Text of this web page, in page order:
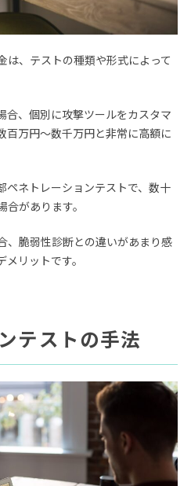
は、テストの種類や形式によって
合、個別に攻撃ツールをカスタマ
百万円〜数千万円と非常に高額に
ペネトレーションテストで、数十
があります。
、脆弱性診断との違いがあまり感
リットです。
テストの手法